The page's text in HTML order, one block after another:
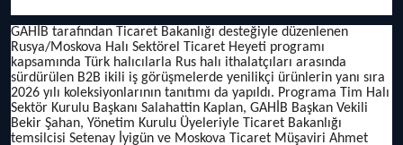
GAHİB tarafından Ticaret Bakanlığı desteğiyle düzenlenen
Rusya/Moskova Halı Sektörel Ticaret Heyeti programı
kapsamında Türk halıcılarla Rus halı ithalatçıları arasında
sürdürülen B2B ikili iş görüşmelerde yenilikçi ürünlerin yanı sıra
2026 yılı koleksiyonlarının tanıtımı da yapıldı. Programa Tim Halı
Sektör Kurulu Başkanı Salahattin Kaplan, GAHİB Başkan Vekili
Bekir Şahan, Yönetim Kurulu Üyeleriyle Ticaret Bakanlığı
temsilcisi Setenay İyigün ve Moskova Ticaret Müşaviri Ahmet